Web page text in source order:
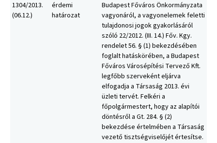
1304/2013.
(06.12.)
érdemi
határozat
Budapest Főváros Önkormányzata
vagyonáról, a vagyonelemek feletti
tulajdonosi jogok gyakorlásáról
szóló 22/2012. (III. 14.) Főv. Kgy.
rendelet 56. § (1) bekezdésében
foglalt hatáskörében, a Budapest
Főváros Városépítési Tervező Kft.
legfőbb szerveként eljárva
elfogadja a Társaság 2013. évi
üzleti tervét. Felkéri a
főpolgármestert, hogy az alapítói
döntésről a Gt. 284. § (2)
bekezdése értelmében a Társaság
vezető tisztségviselőjét értesítse.